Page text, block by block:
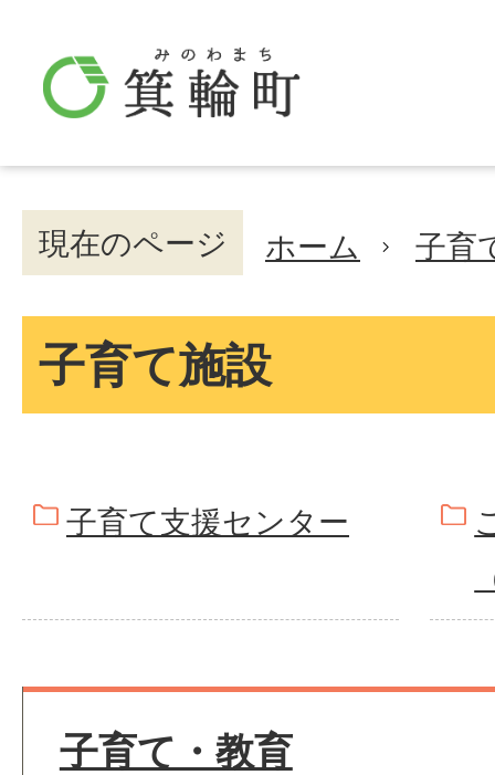
現在のページ ホーム 子育
子育て施設
子育て支援センター
子育て・教育